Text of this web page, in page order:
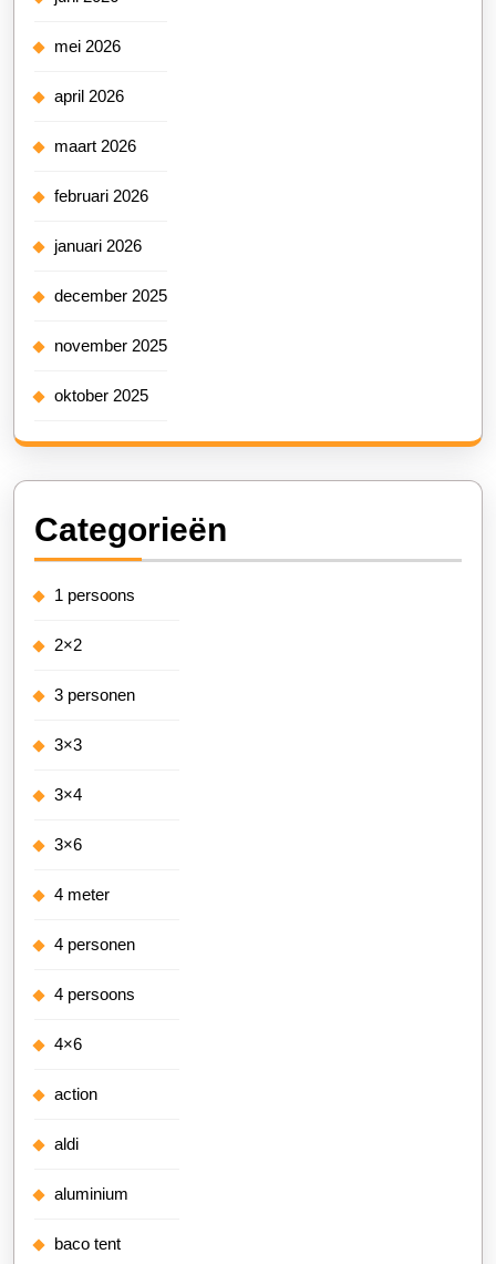
mei 2026
april 2026
maart 2026
februari 2026
januari 2026
december 2025
november 2025
oktober 2025
Categorieën
1 persoons
2×2
3 personen
3×3
3×4
3×6
4 meter
4 personen
4 persoons
4×6
action
aldi
aluminium
baco tent